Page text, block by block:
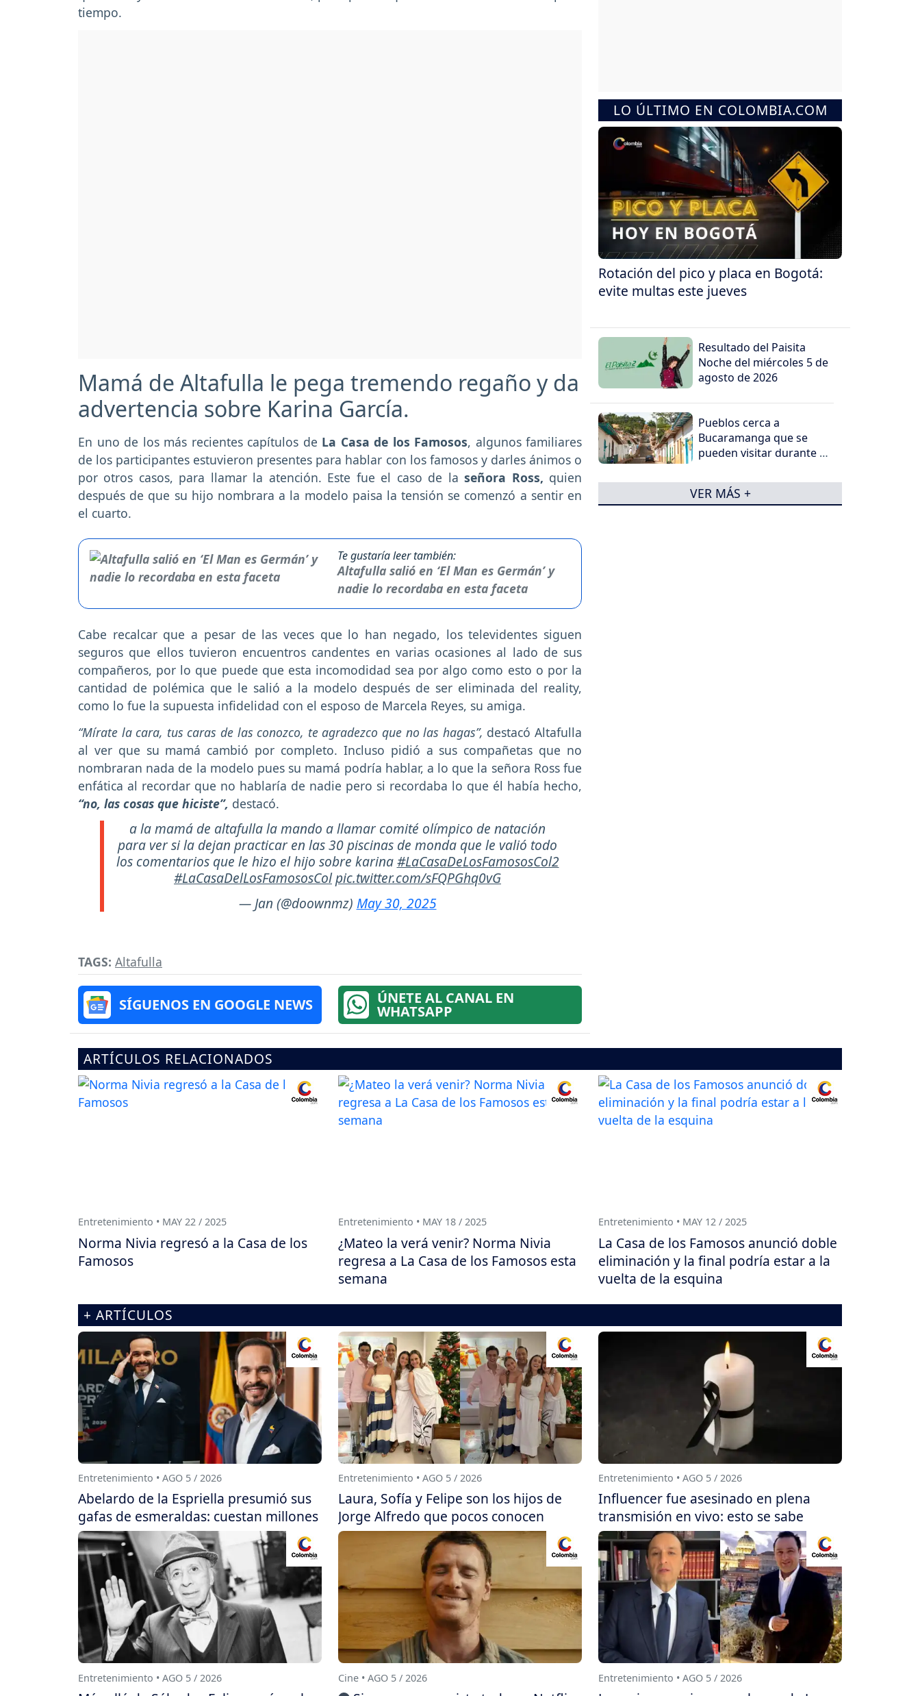
tiempo.
Mamá de Altafulla le pega tremendo regaño y da
advertencia sobre Karina García.
En uno de los más recientes capítulos de La Casa de los Famosos, algunos familiares
de los participantes estuvieron presentes para hablar con los famosos y darles ánimos o
por otros casos, para llamar la atención. Este fue el caso de laseñora Ross, quien
después de que su hijo nombrara a la modelo paisa la tensión se comenzó a sentir en
el cuarto.
Te gustaría leer también:
Altafulla salió en ‘El Man es Germán’ y
nadie lo recordaba en esta faceta
Cabe recalcar que a pesar de las veces que lo han negado, los televidentes siguen
seguros que ellos tuvieron encuentros candentes en varias ocasiones al lado de sus
compañeros, por lo que puede que esta incomodidad sea por algo como esto o por la
cantidad de polémica que le salió a la modelo después de ser eliminada del reality,
como lo fue la supuesta infidelidad con el esposo de Marcela Reyes, su amiga.
“Mírate la cara, tus caras de las conozco, te agradezco que no las hagas”, destacó Altafulla
al ver que su mamá cambió por completo. Incluso pidió a sus compañetas que no
nombraran nada de la modelo pues su mamá podría hablar, a lo que la señora Ross fue
enfática al recordar que no hablaría de nadie pero si recordaba lo que él había hecho,
“no, las cosas que hiciste”, destacó.
a la mamá de altafulla la mando a llamar comité olímpico de natación
para ver si la dejan practicar en las 30 piscinas de monda que le valió todo
los comentarios que le hizo el hijo sobre karina#LaCasaDeLosFamososCol2
#LaCasaDelLosFamososColpic.twitter.com/sFQPGhq0vG
— Jan (@doownmz) May 30, 2025
TAGS: Altafulla
SÍGUENOS EN GOOGLE NEWS ÚNETE AL CANAL EN
WHATSAPP
LO ÚLTIMO EN COLOMBIA.COM
Rotación del pico y placa en Bogotá:
evite multas este jueves
Resultado del Paisita
Noche del miércoles 5 de
agosto de 2026
Pueblos cerca a
Bucaramanga que se
pueden visitar durante tu
VER MÁS +
ARTÍCULOS RELACIONADOS
Entretenimiento • MAY 22 / 2025
Norma Nivia regresó a la Casa de los
Famosos
Entretenimiento • MAY 18 / 2025
¿Mateo la verá venir? Norma Nivia
regresa a La Casa de los Famosos esta
semana
Entretenimiento • MAY 12 / 2025
La Casa de los Famosos anunció doble
eliminación y la final podría estar a la
vuelta de la esquina
+ ARTÍCULOS
Entretenimiento • AGO 5 / 2026
Abelardo de la Espriella presumió sus
gafas de esmeraldas: cuestan millones
Entretenimiento • AGO 5 / 2026
Laura, Sofía y Felipe son los hijos de
Jorge Alfredo que pocos conocen
Entretenimiento • AGO 5 / 2026
Influencer fue asesinado en plena
transmisión en vivo: esto se sabe
Entretenimiento • AGO 5 / 2026 Cine • AGO 5 / 2026 Entretenimiento • AGO 5 / 2026